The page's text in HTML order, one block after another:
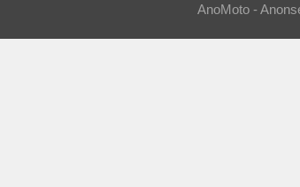
AnoMoto -